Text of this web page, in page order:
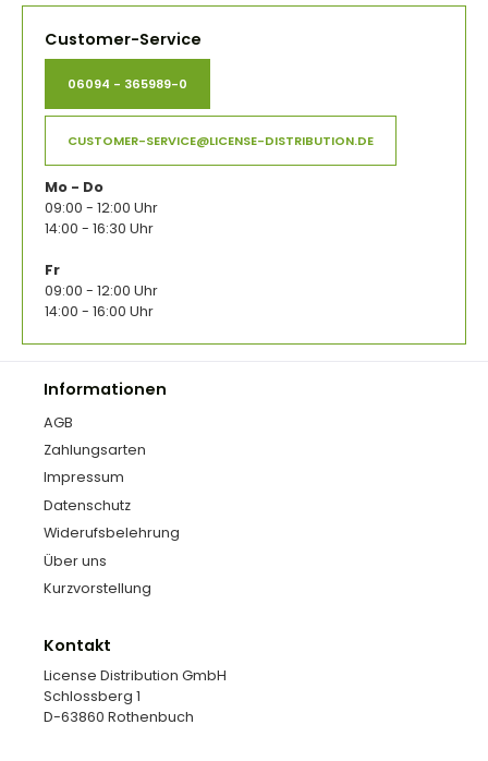
Customer-Service
06094 - 365989-0
CUSTOMER-SERVICE@LICENSE-DISTRIBUTION.DE
Mo - Do
09:00 - 12:00 Uhr
14:00 - 16:30 Uhr
Fr
09:00 - 12:00 Uhr
14:00 - 16:00 Uhr
Informationen
AGB
Zahlungsarten
Impressum
Datenschutz
Widerufsbelehrung
Über uns
Kurzvorstellung
Kontakt
License Distribution GmbH
Schlossberg 1
D-63860 Rothenbuch